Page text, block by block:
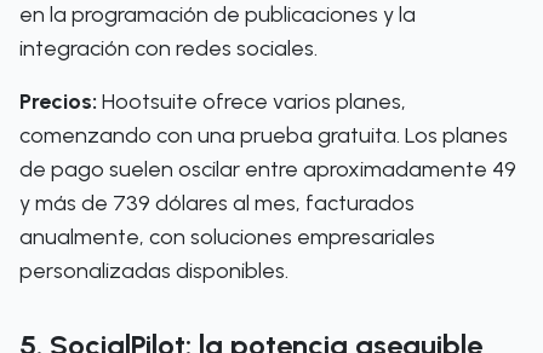
en la programación de publicaciones y la
integración con redes sociales.
Precios: Hootsuite ofrece varios planes,
comenzando con una prueba gratuita. Los planes
de pago suelen oscilar entre aproximadamente 49
y más de 739 dólares al mes, facturados
anualmente, con soluciones empresariales
personalizadas disponibles.
5. SocialPilot: la potencia asequible